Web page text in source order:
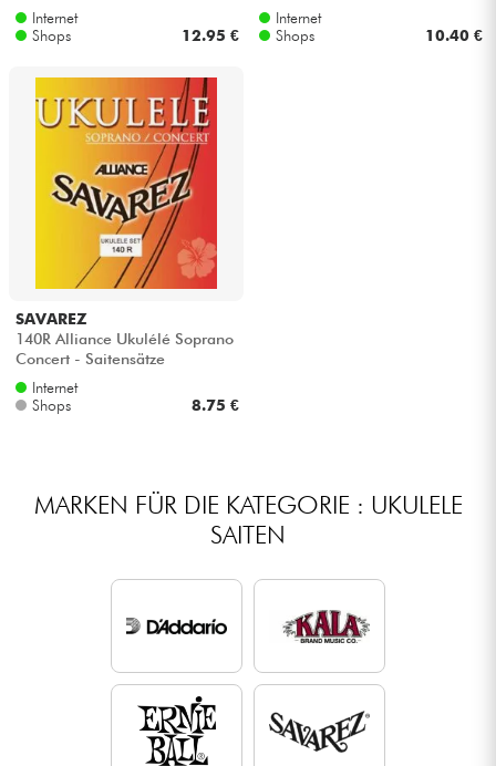
Internet
Shops
12.95 €
Internet
Shops
10.40 €
SAVAREZ
140R Alliance Ukulélé Soprano
Concert - Saitensätze
Internet
Shops
8.75 €
MARKEN FÜR DIE KATEGORIE : UKULELE
SAITEN